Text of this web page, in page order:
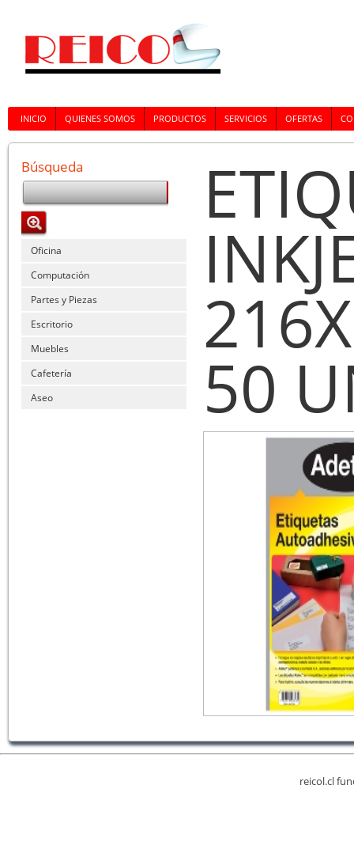
INICIO QUIENES SOMOS PRODUCTOS SERVICIOS OFERTAS
Búsqueda
Oficina
Computación
Partes y Piezas
Escritorio
Muebles
Cafetería
Aseo
50
reicol.cl